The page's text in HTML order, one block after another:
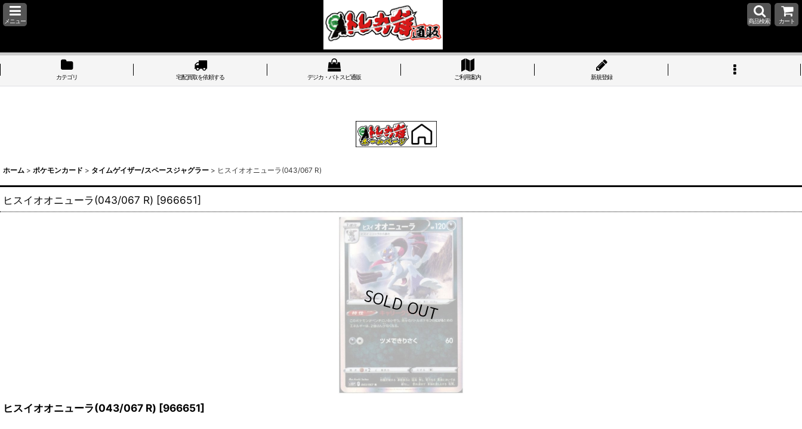
メニュー 商品検索 カート
カテゴリ 宅配買取を依頼する デジカ・バトスピ通販 ご利用案内 新規登録
ホーム > ポケモンカード > タイムゲイザー/スペースジャグラー > ヒスイオオニューラ(043/067 R)
ヒスイオオニューラ(043/067 R) [966651]
ヒスイオオニューラ(043/067 R) [966651]